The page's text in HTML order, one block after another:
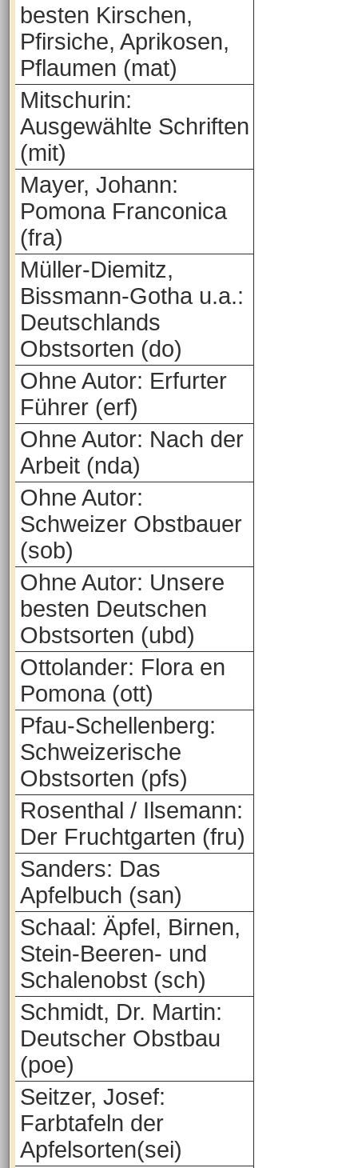
besten Kirschen,
Pfirsiche, Aprikosen,
Pflaumen (mat)
Mitschurin:
Ausgewählte Schriften
(mit)
Mayer, Johann:
Pomona Franconica
(fra)
Müller-Diemitz,
Bissmann-Gotha u.a.:
Deutschlands
Obstsorten (do)
Ohne Autor: Erfurter
Führer (erf)
Ohne Autor: Nach der
Arbeit (nda)
Ohne Autor:
Schweizer Obstbauer
(sob)
Ohne Autor: Unsere
besten Deutschen
Obstsorten (ubd)
Ottolander: Flora en
Pomona (ott)
Pfau-Schellenberg:
Schweizerische
Obstsorten (pfs)
Rosenthal / Ilsemann:
Der Fruchtgarten (fru)
Sanders: Das
Apfelbuch (san)
Schaal: Äpfel, Birnen,
Stein-Beeren- und
Schalenobst (sch)
Schmidt, Dr. Martin:
Deutscher Obstbau
(poe)
Seitzer, Josef:
Farbtafeln der
Apfelsorten(sei)